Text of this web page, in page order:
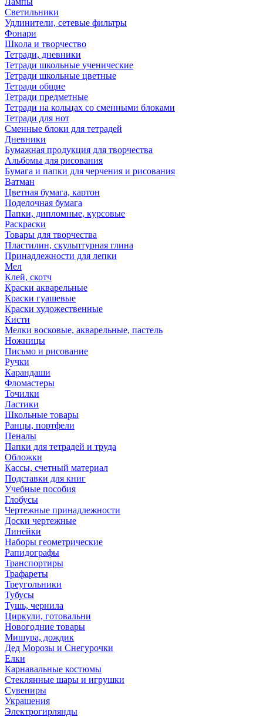
Светильники
Удлинители, сетевые фильтры
Фонари
Школа и творчество
Тетради, дневники
Тетради школьные ученические
Тетради школьные цветные
Тетради общие
Тетради предметные
Тетради на кольцах со сменными блоками
Тетради для нот
Сменные блоки для тетрадей
Дневники
Бумажная продукция для творчества
Альбомы для рисования
Бумага и папки для черчения и рисования
Ватман
Цветная бумага, картон
Поделочная бумага
Папки, дипломные, курсовые
Раскраски
Товары для творчества
Пластилин, скульптурная глина
Принадлежности для лепки
Мел
Клей, скотч
Краски акварельные
Краски гуашевые
Краски художественные
Кисти
Мелки восковые, акварельные, пастель
Ножницы
Письмо и рисование
Ручки
Карандаши
Фломастеры
Точилки
Ластики
Школьные товары
Ранцы, портфели
Пеналы
Папки для тетрадей и труда
Обложки
Кассы, счетный материал
Подставки для книг
Учебные пособия
Глобусы
Чертежные принадлежности
Доски чертежные
Линейки
Наборы геометрические
Рапидографы
Транспортиры
Трафареты
Треугольники
Тубусы
Тушь, чернила
Циркули, готовальни
Новогодние товары
Мишура, дождик
Дед Морозы и Снегурочки
Елки
Карнавальные костюмы
Стеклянные шары и игрушки
Сувениры
Украшения
Электрогирлянды